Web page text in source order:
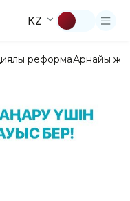
KZ
реформаАрнайы